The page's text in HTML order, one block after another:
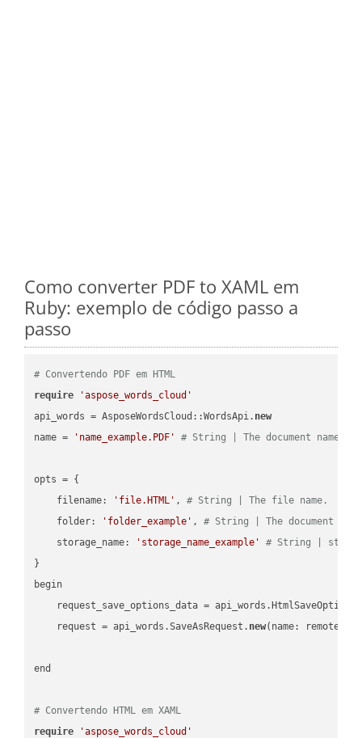
Como converter PDF to XAML em
Ruby: exemplo de código passo a
passo
# Convertendo PDF em HTML
require
'aspose_words_cloud'
api_words = AsposeWordsCloud::WordsApi. new
name =
'name_example.PDF' # String | The document name.
opts = {
    filename:
'file.HTML' , # String | The file name.
    folder:
'folder_example' , # String | The document
    storage_name:
'storage_name_example'
# String |
}
begin
request_save_options_data =
    request = api_words.SaveAsRequest.
new(name:
end
# Convertendo HTML em XAML
require
'aspose_words_cloud'